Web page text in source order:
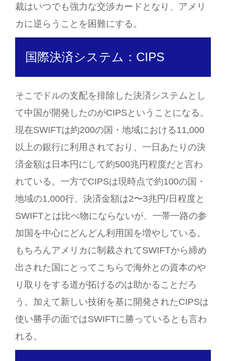
裁はいつでも強力な交渉カードとなり、アメリ
カに逆らうことを困難にする。
国際決済システム：CIPS
そこでドルの支配を排除した決済システムとし
て中国が開発したのがCIPSということになる。
現在SWIFTは約200の国・地域における11,000
以上の銀行に利用されており、一日あたりの決
済金額は日本円にして約500兆円程度だと言わ
れている。一方でCIPSは現時点で約100の国・
地域の1,000行、決済金額は2〜3兆円/日程度と
SWIFTとは比べ物にならないが、一帯一路の参
加国を中心にどんどん利用国を増やしている。
もちろんアメリカに制裁されてSWIFTから締め
出された国にとってこちらで海外との資本のや
り取りをする道が拓けるのは助かることだろ
う。加えて新しい技術を基に開発されたCIPSは
使い勝手の面ではSWIFTに勝っているとも言わ
れる。